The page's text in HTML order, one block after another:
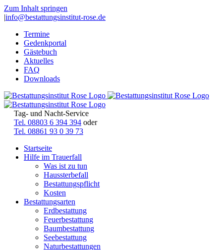
Zum Inhalt springen
|info@bestattungsinstitut-rose.de
Termine
Gedenkportal
Gästebuch
Aktuelles
FAQ
Downloads
Tag- und Nacht-Service
Tel. 08803 6 394 394 oder
Tel. 08861 93 0 39 73
Startseite
Hilfe im Trauerfall
Was ist zu tun
Haussterbefall
Bestattungspflicht
Kosten
Bestattungsarten
Erdbestattung
Feuerbestattung
Baumbestattung
Seebestattung
Naturbestattungen